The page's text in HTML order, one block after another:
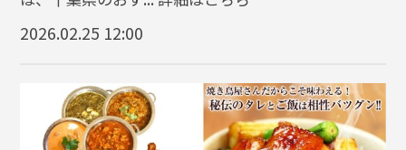
2026.02.25 12:00